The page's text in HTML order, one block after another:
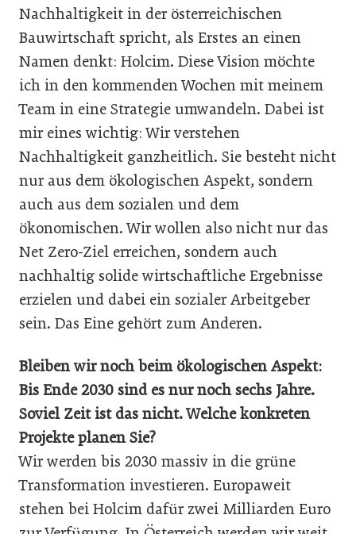
Nachhaltigkeit in der österreichischen
Bauwirtschaft spricht, als Erstes an einen
Namen denkt: Holcim. Diese Vision möchte
ich in den kommenden Wochen mit meinem
Team in eine Strategie umwandeln. Dabei ist
mir eines wichtig: Wir verstehen
Nachhaltigkeit ganzheitlich. Sie besteht nicht
nur aus dem ökologischen Aspekt, sondern
auch aus dem sozialen und dem
ökonomischen. Wir wollen also nicht nur das
Net Zero-Ziel erreichen, sondern auch
nachhaltig solide wirtschaftliche Ergebnisse
erzielen und dabei ein sozialer Arbeitgeber
sein. Das Eine gehört zum Anderen.
Bleiben wir noch beim ökologischen Aspekt:
Bis Ende 2030 sind es nur noch sechs Jahre.
Soviel Zeit ist das nicht. Welche konkreten
Projekte planen Sie?
Wir werden bis 2030 massiv in die grüne
Transformation investieren. Europaweit
stehen bei Holcim dafür zwei Milliarden Euro